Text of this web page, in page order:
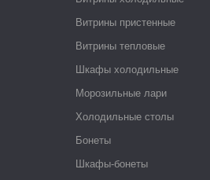
Витрины пристенные
Витрины тепловые
Шкафы холодильные
Морозильные лари
Холодильные столы
Бонеты
Шкафы-бонеты